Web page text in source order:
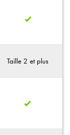
Taille 2 et plus